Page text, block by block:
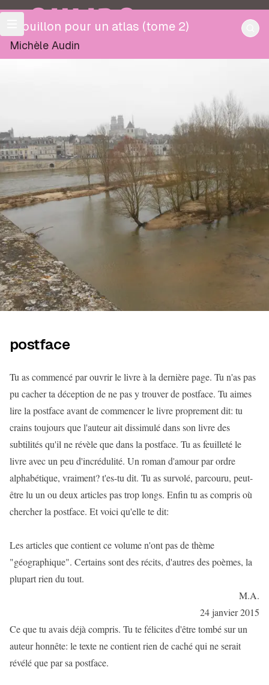
OULIPO
Brouillon pour un atlas (tome 2)
Michèle Audin
postface
Tu as commencé par ouvrir le livre à la dernière page. Tu n'as pas
pu cacher ta déception de ne pas y trouver de postface. Tu aimes
lire la postface avant de commencer le livre proprement dit: tu
crains toujours que l'auteur ait dissimulé dans son livre des
subtilités qu'il ne révèle que dans la postface. Tu as feuilleté le
livre avec un peu d'incrédulité. Un roman d'amour par ordre
alphabétique, vraiment? t'es-tu dit. Tu as survolé, parcouru, peut-
être lu un ou deux articles pas trop longs. Enfin tu as compris où
chercher la postface. Et voici qu'elle te dit:
Les articles que contient ce volume n'ont pas de thème
"géographique". Certains sont des récits, d'autres des poèmes, la
plupart rien du tout.
M.A.
24 janvier 2015
Ce que tu avais déjà compris. Tu te félicites d'être tombé sur un
auteur honnête: le texte ne contient rien de caché qui ne serait
révélé que par sa postface.